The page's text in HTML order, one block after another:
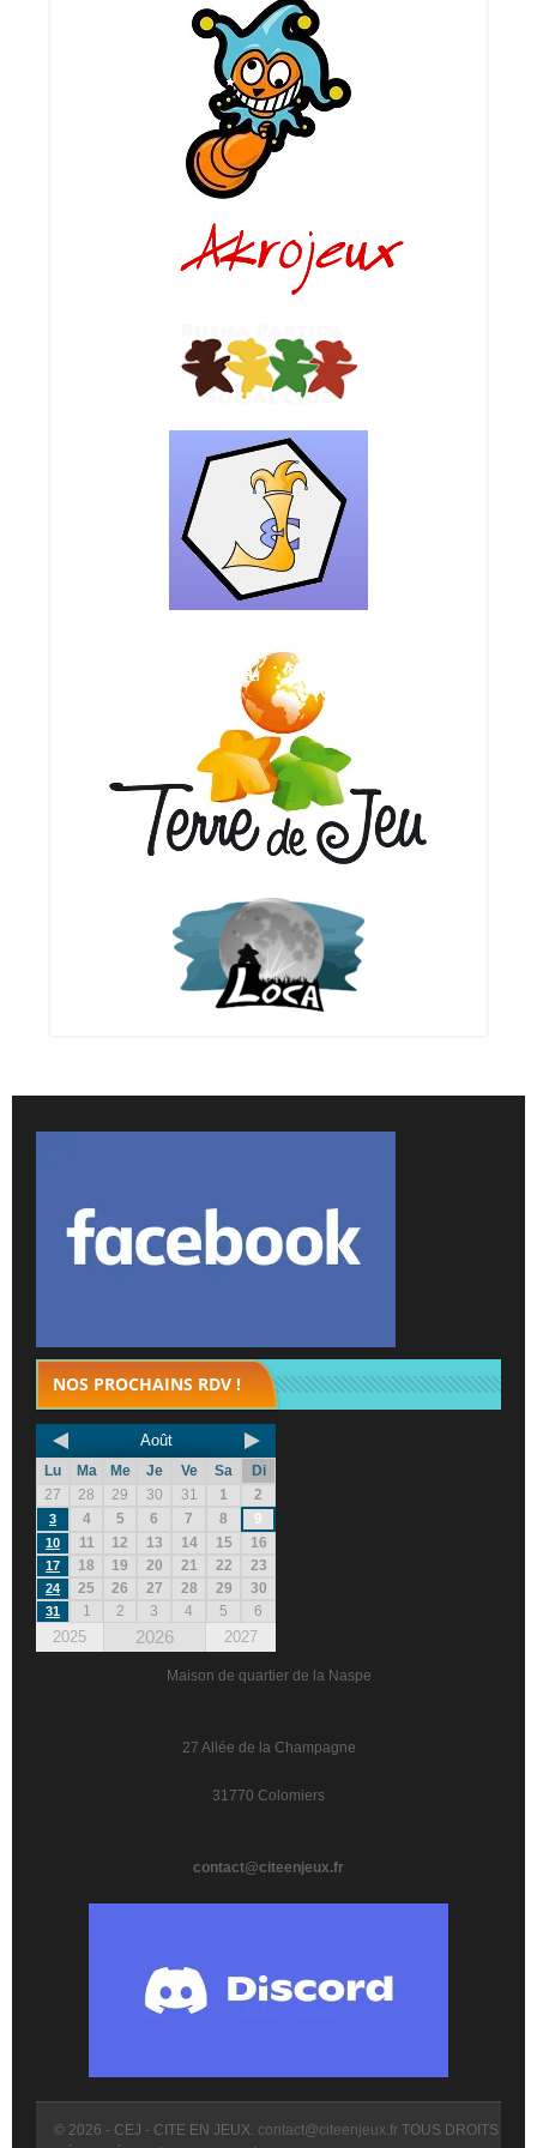
NOS PROCHAINS RDV !
Août
Lu Ma Me Je Ve Sa
Di
27
28 29 30 31 1 2
3 4 5 6 7 8 9
10 11 12 13 14 15 16
17 18 19 20 21 22 23
24 25 26 27 28 29 30
31 1 2 3 4 5 6
2025 2026 2027
Maison de quartier de la Naspe
27 Allée de la Champagne
31770 Colomiers
contact@citeenjeux.fr
© 2026 - CEJ - CITE EN JEUX. contact@citeenjeux.fr TOUS DROITS